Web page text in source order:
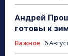
Андрей
готовы к
Важное 6